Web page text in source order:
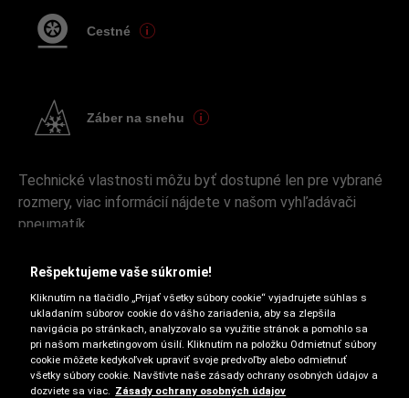
Cestné
Záber na snehu
Technické vlastnosti môžu byť dostupné len pre vybrané
rozmery, viac informácií nájdete v našom vyhľadávači
pneumatík.
Rešpektujeme vaše súkromie!
Kliknutím na tlačidlo „Prijať všetky súbory cookie“ vyjadrujete súhlas s
ukladaním súborov cookie do vášho zariadenia, aby sa zlepšila
navigácia po stránkach, analyzovalo sa využitie stránok a pomohlo sa
pri našom marketingovom úsilí. Kliknutím na položku Odmietnuť súbory
cookie môžete kedykoľvek upraviť svoje predvoľby alebo odmietnuť
všetky súbory cookie. Navštívte naše zásady ochrany osobných údajov a
dozviete sa viac.
Zásady ochrany osobných údajov